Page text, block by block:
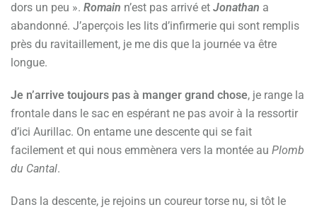
dors un peu ». Romain n’est pas arrivé et Jonathan a
abandonné. J’aperçois les lits d’infirmerie qui sont remplis
près du ravitaillement, je me dis que la journée va être
longue.
Je n’arrive toujours pas à manger grand chose, je range la
frontale dans le sac en espérant ne pas avoir à la ressortir
d’ici Aurillac. On entame une descente qui se fait
facilement et qui nous emmènera vers la montée au Plomb
du Cantal.
Dans la descente, je rejoins un coureur torse nu, si tôt le